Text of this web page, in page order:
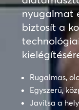
nyugalmat
biztosít a
Rugalmas,
Egyszerű,
Javítsa a